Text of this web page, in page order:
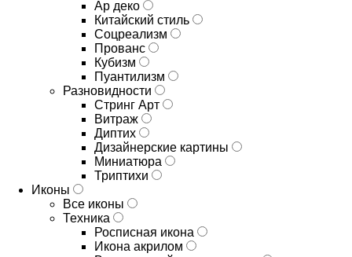
Ар деко
Китайский стиль
Соцреализм
Прованс
Кубизм
Пуантилизм
Разновидности
Стринг Арт
Витраж
Диптих
Дизайнерские картины
Миниатюра
Триптихи
Иконы
Все иконы
Техника
Росписная икона
Икона акрилом